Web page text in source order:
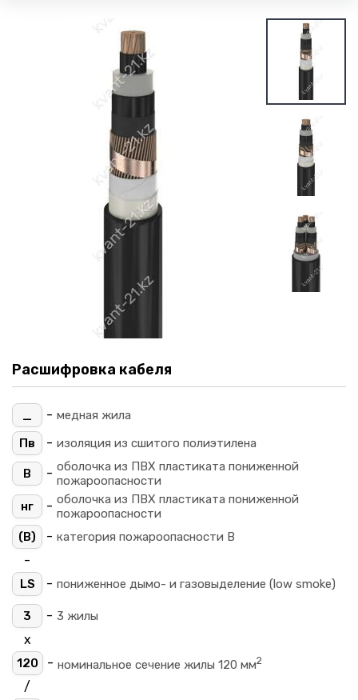
Расшифровка кабеля
_ - медная жила
Пв
- изоляция из сшитого полиэтилена
В - оболочка из ПВХ пластиката пониженной
пожароопасности
нг
- оболочка из ПВХ пластиката пониженной
пожароопасности
(B)
- категория пожароопасности B
-
LS - пониженное дымо- и газовыделение (low smoke)
3 - 3 жилы
х
120 - номинальное сечение жилы 120 мм2
/